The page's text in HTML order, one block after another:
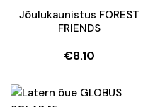
Jõulukaunistus FOREST
FRIENDS
€8.10